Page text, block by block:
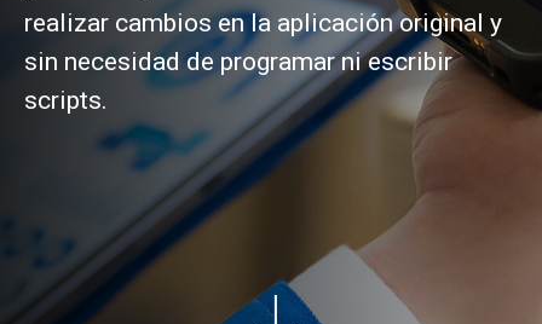
realizar cambios en la aplicación original y
sin necesidad de programar ni escribir
scripts.